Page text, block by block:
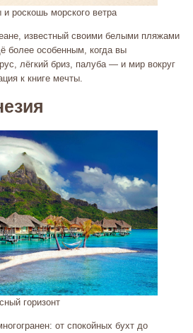
роскошь морского ветра
известный своими белыми пляжами
более особенным, когда вы
лёгкий бриз, палуба — и мир вокруг
к книге мечты.
горизонт
от спокойных бухт до